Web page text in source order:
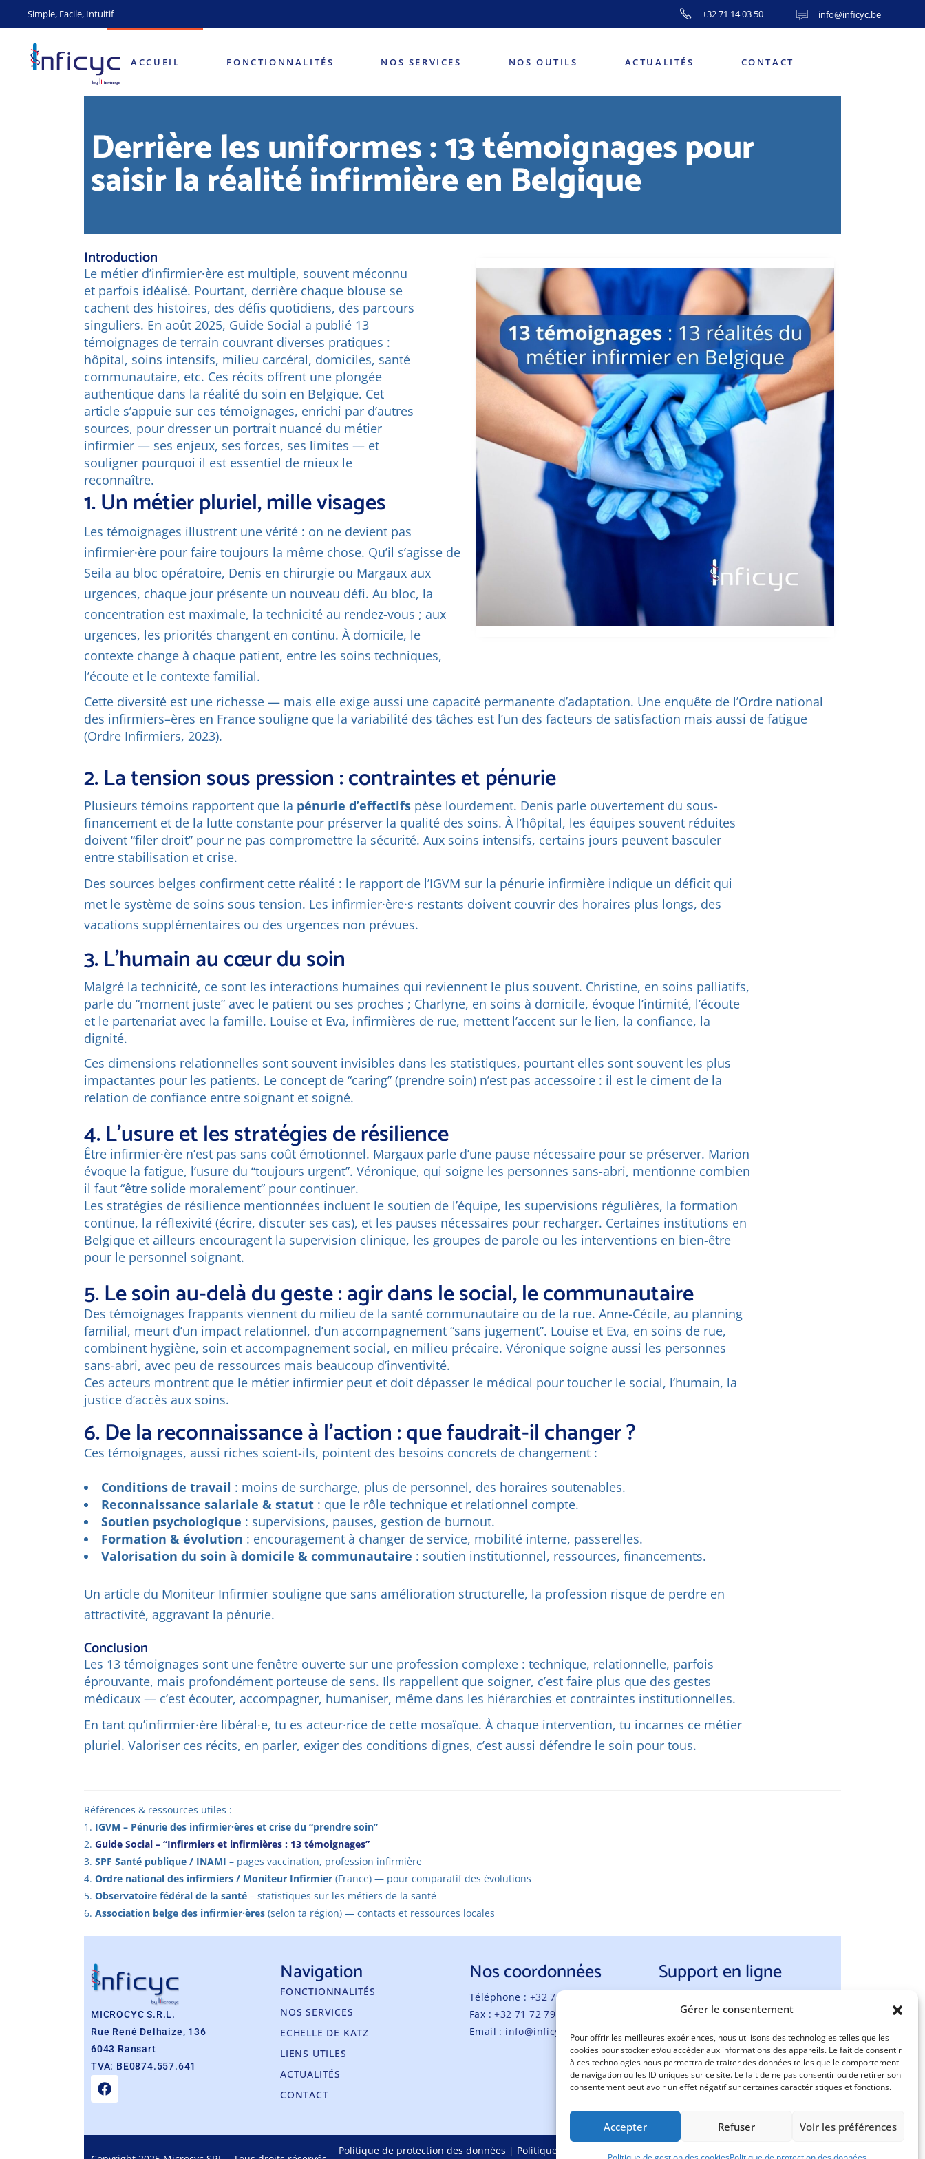
Gérer le consentement
Pour offrir les meilleures expériences, nous utilisons des technologies telles que les
cookies pour stocker et/ou accéder aux informations des appareils. Le fait de consentir
à ces technologies nous permettra de traiter des données telles que le comportement
de navigation ou les ID uniques sur ce site. Le fait de ne pas consentir ou de retirer son
consentement peut avoir un effet négatif sur certaines caractéristiques et fonctions.
Accepter Refuser Voir les préférences
Simple, Facile, Intuitif +32 71 14 03 50 info@inficyc.be
ACCUEIL FONCTIONNALITÉS
MyCareNet
Facturation
Mobicyc
NOS SERVICES NOS OUTILS
Liens utiles
ACTUALITÉS CONTACT
Patients – Soins
Mobicyc
Echelle de Katz
Derrière les uniformes : 13 témoignages pour
saisir la réalité infirmière en Belgique
Introduction
Le métier d’infirmier·ère est multiple, souvent méconnu
et parfois idéalisé. Pourtant, derrière chaque blouse se
cachent des histoires, des défis quotidiens, des parcours
singuliers. En août 2025, Guide Social a publié 13
témoignages de terrain couvrant diverses pratiques :
hôpital, soins intensifs, milieu carcéral, domiciles, santé
communautaire, etc. Ces récits offrent une plongée
authentique dans la réalité du soin en Belgique. Cet
article s’appuie sur ces témoignages, enrichi par d’autres
sources, pour dresser un portrait nuancé du métier
infirmier — ses enjeux, ses forces, ses limites — et
souligner pourquoi il est essentiel de mieux le
reconnaître.
1. Un métier pluriel, mille visages
Les témoignages illustrent une vérité : on ne devient pas
infirmier·ère pour faire toujours la même chose. Qu’il s’agisse de
Seila au bloc opératoire, Denis en chirurgie ou Margaux aux
urgences, chaque jour présente un nouveau défi. Au bloc, la
concentration est maximale, la technicité au rendez-vous ; aux
urgences, les priorités changent en continu. À domicile, le
contexte change à chaque patient, entre les soins techniques,
l’écoute et le contexte familial.
Cette diversité est une richesse — mais elle exige aussi une capacité permanente d’adaptation. Une enquête de l’Ordre national
des infirmiers–ères en France souligne que la variabilité des tâches est l’un des facteurs de satisfaction mais aussi de fatigue
(Ordre Infirmiers, 2023).
2. La tension sous pression : contraintes et pénurie
Plusieurs témoins rapportent que la pénurie d’effectifs pèse lourdement. Denis parle ouvertement du sous-
financement et de la lutte constante pour préserver la qualité des soins. À l’hôpital, les équipes souvent réduites
doivent “filer droit” pour ne pas compromettre la sécurité. Aux soins intensifs, certains jours peuvent basculer
entre stabilisation et crise.
Des sources belges confirment cette réalité : le rapport de l’IGVM sur la pénurie infirmière indique un déficit qui
met le système de soins sous tension. Les infirmier·ère·s restants doivent couvrir des horaires plus longs, des
vacations supplémentaires ou des urgences non prévues.
3. L’humain au cœur du soin
Malgré la technicité, ce sont les interactions humaines qui reviennent le plus souvent. Christine, en soins palliatifs,
parle du “moment juste” avec le patient ou ses proches ; Charlyne, en soins à domicile, évoque l’intimité, l’écoute
et le partenariat avec la famille. Louise et Eva, infirmières de rue, mettent l’accent sur le lien, la confiance, la
dignité.
Ces dimensions relationnelles sont souvent invisibles dans les statistiques, pourtant elles sont souvent les plus
impactantes pour les patients. Le concept de “caring” (prendre soin) n’est pas accessoire : il est le ciment de la
relation de confiance entre soignant et soigné.
4. L’usure et les stratégies de résilience
Être infirmier·ère n’est pas sans coût émotionnel. Margaux parle d’une pause nécessaire pour se préserver. Marion
évoque la fatigue, l’usure du “toujours urgent”. Véronique, qui soigne les personnes sans-abri, mentionne combien
il faut “être solide moralement” pour continuer.
Les stratégies de résilience mentionnées incluent le soutien de l’équipe, les supervisions régulières, la formation
continue, la réflexivité (écrire, discuter ses cas), et les pauses nécessaires pour recharger. Certaines institutions en
Belgique et ailleurs encouragent la supervision clinique, les groupes de parole ou les interventions en bien-être
pour le personnel soignant.
5. Le soin au-delà du geste : agir dans le social, le communautaire
Des témoignages frappants viennent du milieu de la santé communautaire ou de la rue. Anne-Cécile, au planning
familial, meurt d’un impact relationnel, d’un accompagnement “sans jugement”. Louise et Eva, en soins de rue,
combinent hygiène, soin et accompagnement social, en milieu précaire. Véronique soigne aussi les personnes
sans-abri, avec peu de ressources mais beaucoup d’inventivité.
Ces acteurs montrent que le métier infirmier peut et doit dépasser le médical pour toucher le social, l’humain, la
justice d’accès aux soins.
6. De la reconnaissance à l’action : que faudrait-il changer ?
Ces témoignages, aussi riches soient-ils, pointent des besoins concrets de changement :
Conditions de travail : moins de surcharge, plus de personnel, des horaires soutenables.
Reconnaissance salariale & statut : que le rôle technique et relationnel compte.
Soutien psychologique : supervisions, pauses, gestion de burnout.
Formation & évolution : encouragement à changer de service, mobilité interne, passerelles.
Valorisation du soin à domicile & communautaire : soutien institutionnel, ressources, financements.
Un article du Moniteur Infirmier souligne que sans amélioration structurelle, la profession risque de perdre en
attractivité, aggravant la pénurie.
Conclusion
Les 13 témoignages sont une fenêtre ouverte sur une profession complexe : technique, relationnelle, parfois
éprouvante, mais profondément porteuse de sens. Ils rappellent que soigner, c’est faire plus que des gestes
médicaux — c’est écouter, accompagner, humaniser, même dans les hiérarchies et contraintes institutionnelles.
En tant qu’infirmier·ère libéral·e, tu es acteur·rice de cette mosaïque. À chaque intervention, tu incarnes ce métier
pluriel. Valoriser ces récits, en parler, exiger des conditions dignes, c’est aussi défendre le soin pour tous.
Références & ressources utiles :
IGVM – Pénurie des infirmier·ères et crise du “prendre soin”
Guide Social – “Infirmiers et infirmières : 13 témoignages”
SPF Santé publique / INAMI – pages vaccination, profession infirmière
Ordre national des infirmiers / Moniteur Infirmier (France) — pour comparatif des évolutions
Observatoire fédéral de la santé – statistiques sur les métiers de la santé
Association belge des infirmier·ères (selon ta région) — contacts et ressources locales
MICROCYC S.R.L.
Rue René Delhaize, 136
6043 Ransart
TVA: BE0874.557.641
Navigation
FONCTIONNALITÉS
NOS SERVICES
ECHELLE DE KATZ
LIENS UTILES
ACTUALITÉS
CONTACT
Nos coordonnées
Téléphone : +32 71 14 03 50
Fax :+32 71 72 79 93
Email : info@inficyc.be
Support en ligne
Politique de protection des données | Politique de